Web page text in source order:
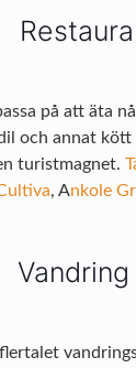
på att äta
och annat
turistmagnet.
, Ankole